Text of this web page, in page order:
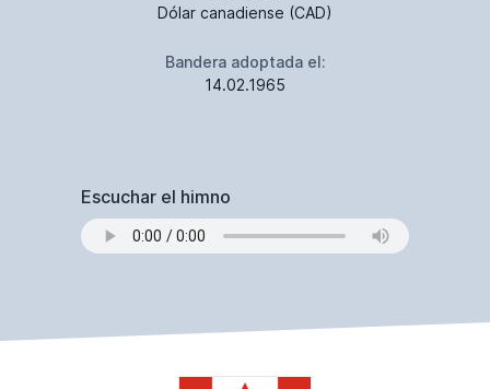
Dólar canadiense (CAD)
Bandera adoptada el:
14.02.1965
Escuchar el himno